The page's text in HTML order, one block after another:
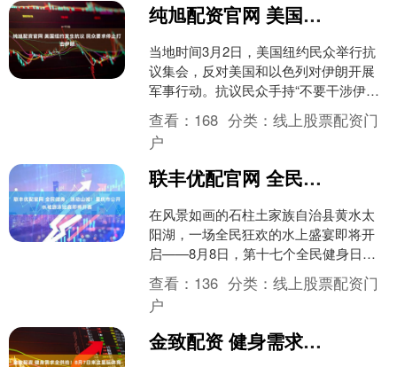
纯旭配资官网 美国纽约发生抗议 民众要求停止打击伊朗
当地时间3月2日，美国纽约民众举行抗
议集会，反对美国和以色列对伊朗开展
军事行动。抗议民众手持“不要干涉伊
朗”等口号，呼吁美国政府立即停止对伊
朗的军事行动。 参加....
查看： 168 分类：线上股票配资门
户
联丰优配官网 全民健身，泳动山城！重庆市公开水域游泳比赛即将开赛
在风景如画的石柱土家族自治县黄水太
阳湖，一场全民狂欢的水上盛宴即将开
启——8月8日，第十七个全民健身日，
重庆公开水域游泳比赛将惊艳上演，400
余名选手云集太阳湖....
查看： 136 分类：线上股票配资门
户
金致配资 健身需求全供给！8月7日来这里玩体育！赢运动礼包！